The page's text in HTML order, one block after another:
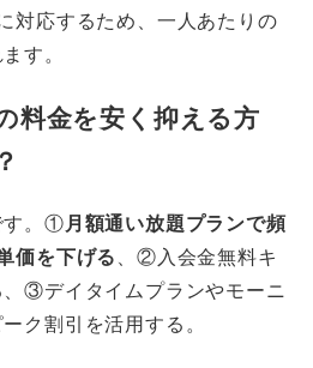
対応するため、一人あたりの
す。
料金を安く抑える方
す。①月額通い放題プランで頻
価を下げる、②入会金無料キ
③デイタイムプランやモーニ
ク割引を活用する。